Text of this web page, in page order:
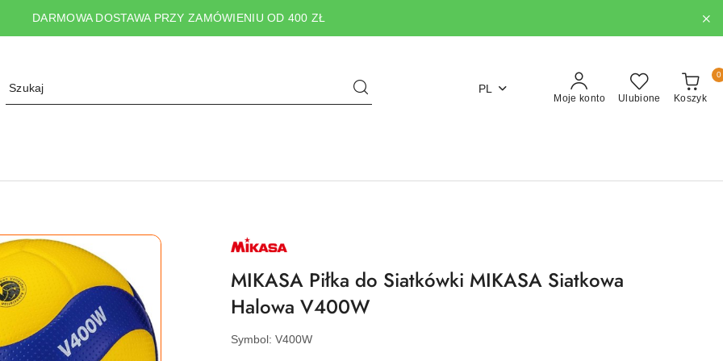
DARMOWA DOSTAWA PRZY ZAMÓWIENIU OD 400 ZŁ
PL
Moje konto Ulubione Koszyk
0
NAZWA
PRODUCENTA:
MIKASA Piłka do Siatkówki MIKASA Siatkowa
Halowa V400W
Symbol: V400W